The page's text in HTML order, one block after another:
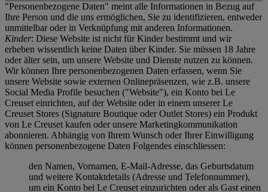
"Personenbezogene Daten" meint alle Informationen in Bezug auf
Ihre Person und die uns ermöglichen, Sie zu identifizieren, entweder
unmittelbar oder in Verknüpfung mit anderen Informationen.
Kinder: Diese Website ist nicht für Kinder bestimmt und wir
erheben wissentlich keine Daten über Kinder. Sie müssen 18 Jahre
oder älter sein, um unsere Website und Dienste nutzen zu können.
Wir können Ihre personenbezogenen Daten erfassen, wenn Sie
unsere Website sowie externen Onlinepräsenzen, wie z.B. unsere
Social Media Profile besuchen ("Website"), ein Konto bei Le
Creuset einrichten, auf der Website oder in einem unserer Le
Creuset Stores (Signature Boutique oder Outlet Stores) ein Produkt
von Le Creuset kaufen oder unsere Marketingkommunikation
abonnieren. Abhängig von Ihrem Wunsch oder Ihrer Einwilligung
können personenbezogene Daten Folgendes einschliessen:
den Namen, Vornamen, E-Mail-Adresse, das Geburtsdatum
und weitere Kontaktdetails (Adresse und Telefonnummer),
um ein Konto bei Le Creuset einzurichten oder als Gast einen